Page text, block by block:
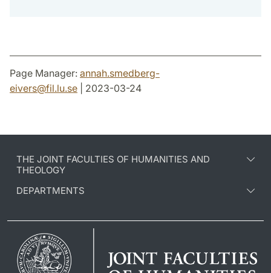
Page Manager: annah.smedberg-
eivers@fil.lu.se | 2023-03-24
THE JOINT FACULTIES OF HUMANITIES AND
THEOLOGY
DEPARTMENTS